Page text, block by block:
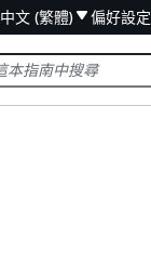
中文 (繁體) 偏好設定